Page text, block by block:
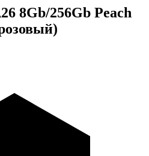
8Gb/256Gb Peach